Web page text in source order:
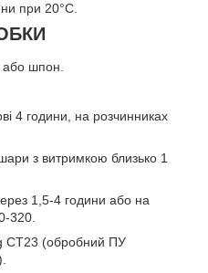
при 20°С.
шпон.
4 години, на розчинниках
з витримкою близько 1
1,5-4 години або на
320.
СТ23 (обробний ПУ